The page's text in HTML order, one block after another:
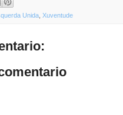
Unida Xuventude